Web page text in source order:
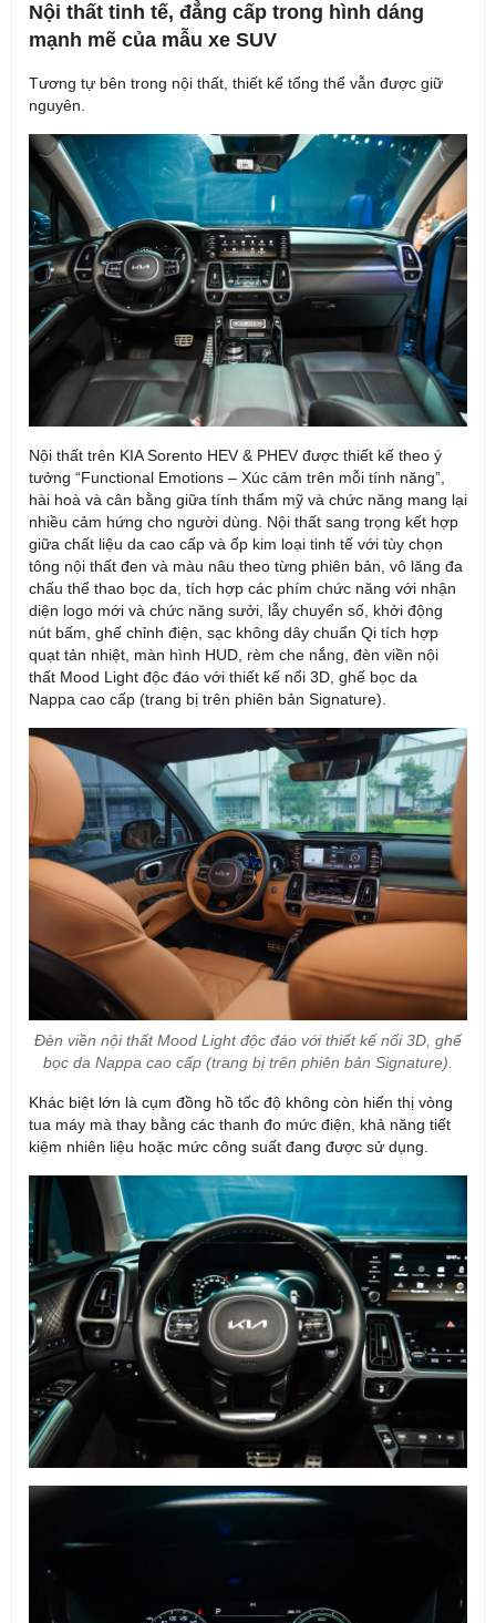
Nội thất tinh tế, đẳng cấp trong hình dáng
mạnh mẽ của mẫu xe SUV
Tương tự bên trong nội thất, thiết kế tổng thể vẫn được giữ
nguyên.
Nội thất trên KIA Sorento HEV & PHEV được thiết kế theo ý
tưởng “Functional Emotions – Xúc cảm trên mỗi tính năng”,
hài hoà và cân bằng giữa tính thẩm mỹ và chức năng mang lại
nhiều cảm hứng cho người dùng. Nội thất sang trọng kết hợp
giữa chất liệu da cao cấp và ốp kim loại tinh tế với tùy chọn
tông nội thất đen và màu nâu theo từng phiên bản, vô lăng đa
chấu thể thao bọc da, tích hợp các phím chức năng với nhận
diện logo mới và chức năng sưởi, lẫy chuyển số, khởi động
nút bấm, ghế chỉnh điện, sạc không dây chuẩn Qi tích hợp
quạt tản nhiệt, màn hình HUD, rèm che nắng, đèn viền nội
thất Mood Light độc đáo với thiết kế nổi 3D, ghế bọc da
Nappa cao cấp (trang bị trên phiên bản Signature).
Đèn viền nội thất Mood Light độc đáo với thiết kế nổi 3D, ghế
bọc da Nappa cao cấp (trang bị trên phiên bản Signature).
Khác biệt lớn là cụm đồng hồ tốc độ không còn hiển thị vòng
tua máy mà thay bằng các thanh đo mức điện, khả năng tiết
kiệm nhiên liệu hoặc mức công suất đang được sử dụng.